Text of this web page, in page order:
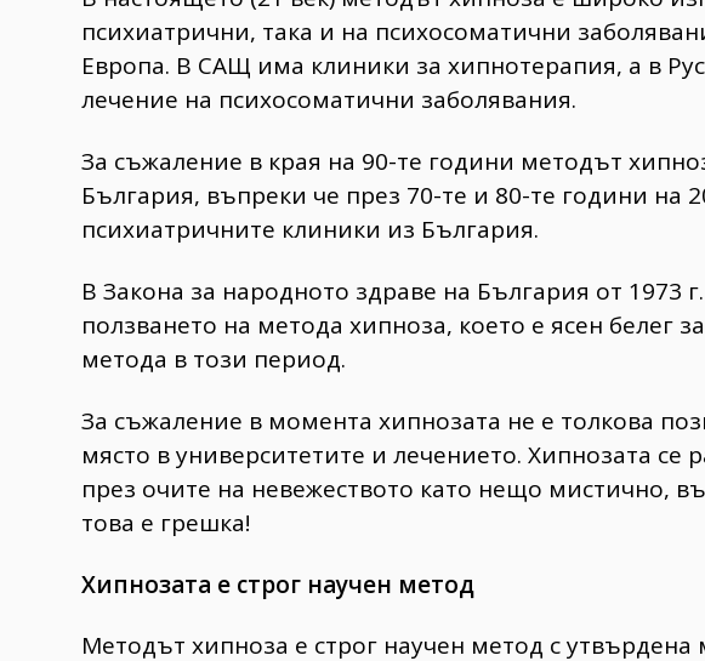
психиатрични, така и на психосоматични
Европа. В САЩ има клиники за хипнотерапия, а в
лечение на психосоматични заболявания.
За съжаление в края на 90-те години методът
България, въпреки че през 70-те и 80-те години на
психиатричните клиники из България.
В Закона за народното здраве на България от 1973
ползването на метода хипноза, което е ясен белег
метода в този период.
За съжаление в момента хипнозата не е толкова
място в университетите и лечението. Хипнозата се
през очите на невежеството като нещо мистично,
това е грешка!
Хипнозата е строг научен метод
Методът хипноза е строг научен метод с утвърдена